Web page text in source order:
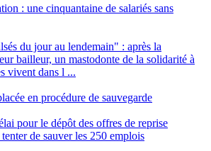
: une cinquantaine de salariés sans
du jour au lendemain" : après la
bailleur, un mastodonte de la solidarité à
vivent dans l ...
en procédure de sauvegarde
pour le dépôt des offres de reprise
de sauver les 250 emplois